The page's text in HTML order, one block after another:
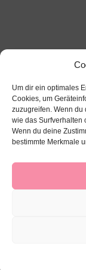
Um dir ein optimales
Cookies, um
zuzugreifen. Wenn du
wie das Surfverhalten
Wenn du deine
bestimmte Merkmale